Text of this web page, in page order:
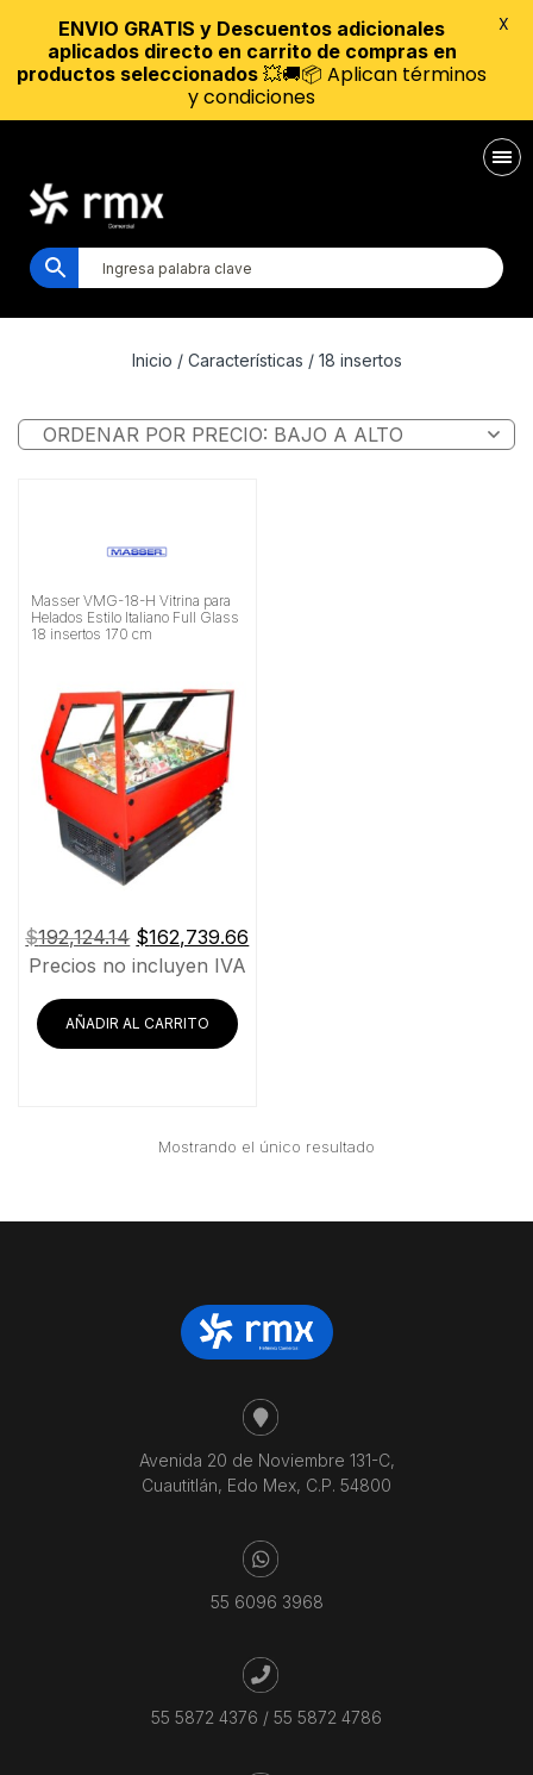
Inicio / Características / 18 insertos
Masser VMG-18-H Vitrina para
Helados Estilo Italiano Full Glass
18 insertos 170 cm
$192,124.14 El
precio
era:
$192,124.14.
$162,739.66
Precios no incluyen IVA
AÑADIR AL CARRITO
Mostrando el único resultado
Avenida 20 de Noviembre 131-C,
Cuautitlán, Edo Mex, C.P. 54800
55 6096 3968
55 5872 4376 / 55 5872 4786
ENVIO GRATIS y Descuentos adicionales
aplicados directo en carrito de compras en
productos seleccionados 💥🚚📦 Aplican términos
y condiciones
X